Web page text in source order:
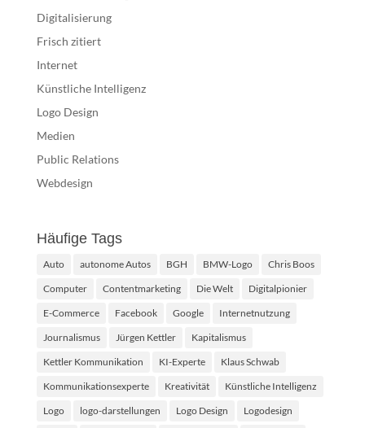
Digitalisierung
Frisch zitiert
Internet
Künstliche Intelligenz
Logo Design
Medien
Public Relations
Webdesign
Häufige Tags
Auto autonome Autos BGH BMW-Logo
Chris Boos
Computer
Contentmarketing Die Welt
Digitalpionier
E-Commerce
Facebook Google
Internetnutzung
Journalismus
Jürgen Kettler
Kapitalismus
Kettler Kommunikation
KI-Experte
Klaus Schwab
Kommunikationsexperte
Kreativität
Künstliche Intelligenz
Logo
logo-darstellungen Logo Design
Logodesign